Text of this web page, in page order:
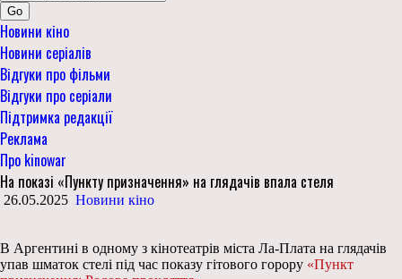
Go
Новини кіно
Новини серіалів
Відгуки про фільми
Відгуки про серіали
Підтримка редакції
Реклама
Про kinowar
На показі «Пункту призначення» на глядачів впала стеля
26.05.2025 Новини кіно
В Аргентині в одному з кінотеатрів міста Ла-Плата на глядачів
упав шматок стелі під час показу гітового горору «Пункт